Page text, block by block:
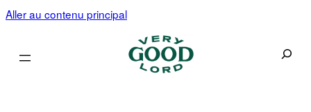
Aller au contenu principal